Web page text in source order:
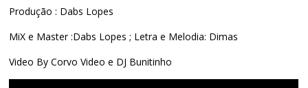
Produção : Dabs Lopes
MiX e Master :Dabs Lopes ; Letra e Melodia: Dimas
Video By Corvo Video e DJ Bunitinho